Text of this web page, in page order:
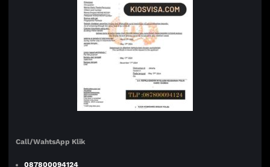
Call/WahtsApp Klik
087800094124